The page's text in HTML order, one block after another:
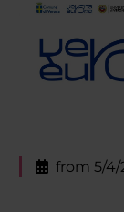
from 5/4/